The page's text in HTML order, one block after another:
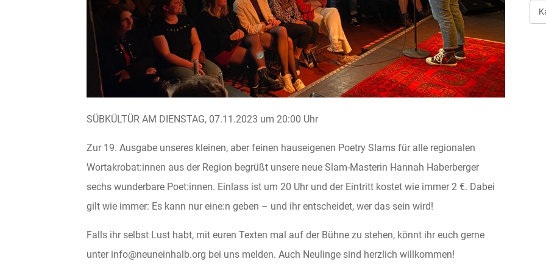
SÜBKÜLTÜR AM DIENSTAG, 07.11.2023 um 20:00 Uhr
Zur 19. Ausgabe unseres kleinen, aber feinen hauseigenen Poetry Slams für alle regionalen
Wortakrobat:innen aus der Region begrüßt unsere neue Slam-Masterin Hannah Haberberger
sechs wunderbare Poet:innen. Einlass ist um 20 Uhr und der Eintritt kostet wie immer 2 €. Dabei
gilt wie immer: Es kann nur eine:n geben – und ihr entscheidet, wer das sein wird!
Falls ihr selbst Lust habt, mit euren Texten mal auf der Bühne zu stehen, könnt ihr euch gerne
unter info@neuneinhalb.org bei uns melden. Auch Neulinge sind herzlich willkommen!
Art
der